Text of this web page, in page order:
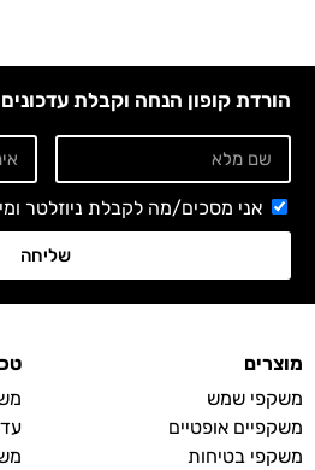
הורדת קופון הנחה וקבלת
אני מסכים/מה לקבלת ניוזלטר
שליחה
מוצרים
משקפי שמש
משקפיים אופטיים
משקפי בטיחות